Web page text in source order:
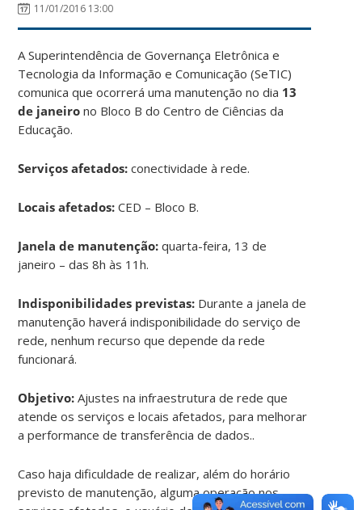
11/01/2016 13:00
A Superintendência de Governança Eletrônica e
Tecnologia da Informação e Comunicação (SeTIC)
comunica que ocorrerá uma manutenção no dia 13
de janeiro no Bloco B do Centro de Ciências da
Educação.
Serviços afetados:conectividade à rede.
Locais afetados: CED – Bloco B.
Janela de manutenção:quarta-feira, 13 de
janeiro – das 8h às 11h.
Indisponibilidades previstas: Durante a janela de
manutenção haverá indisponibilidade do serviço de
rede, nenhum recurso que depende da rede
funcionará.
Objetivo:Ajustes na infraestrutura de rede que
atende os serviços e locais afetados, para melhorar
a performance de transferência de dados..
Caso haja dificuldade de realizar, além do horário
previsto de manutenção, alguma operação nos